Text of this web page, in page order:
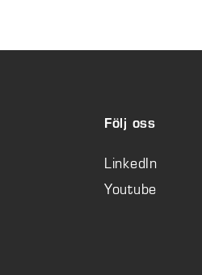
Följ oss
LinkedIn
Youtube